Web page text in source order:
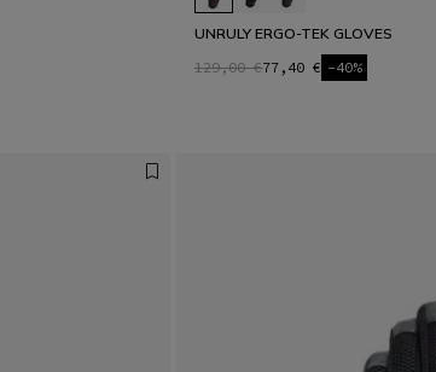
UNRULY ERGO-TEK GLOVES
129,00 €77,40 € -40%